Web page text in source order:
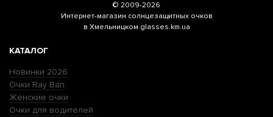
© 2009-2026
Интернет-магазин солнцезащитных очков
в Хмельницком glasses.km.ua
КАТАЛОГ
Новинки 2026
Очки Ray Ban
Женские очки
Очки для водителей